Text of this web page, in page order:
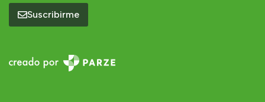
Suscribirme